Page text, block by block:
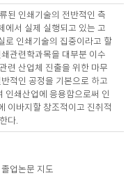
된 인쇄기술의 전반적인 측
에서 실제 실행되고 있는 고
로 인쇄기술의 집중이라고 할
관련학과목을 대부분 이수
련 산업체 진출을 위한 마무
적인 공정을 기본으로 하고
인쇄산업에 응용함으로써 인
이바지할 창조적이고 진취적
다.
업논문 지도